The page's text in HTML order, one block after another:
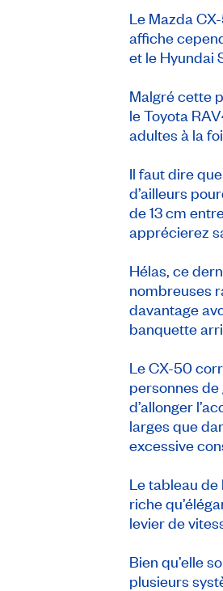
Le Mazda
affiche
et le Hyundai
Malgré cette
le Toyota
adultes à la
Il faut dire
d’ailleurs
de 13 cm
apprécierez
Hélas, ce
nombreuses
davantage
banquette
Le CX-50
personnes
d’allonger
larges que
excessive
Le tableau
riche
levier de
Bien qu’elle
plusieurs